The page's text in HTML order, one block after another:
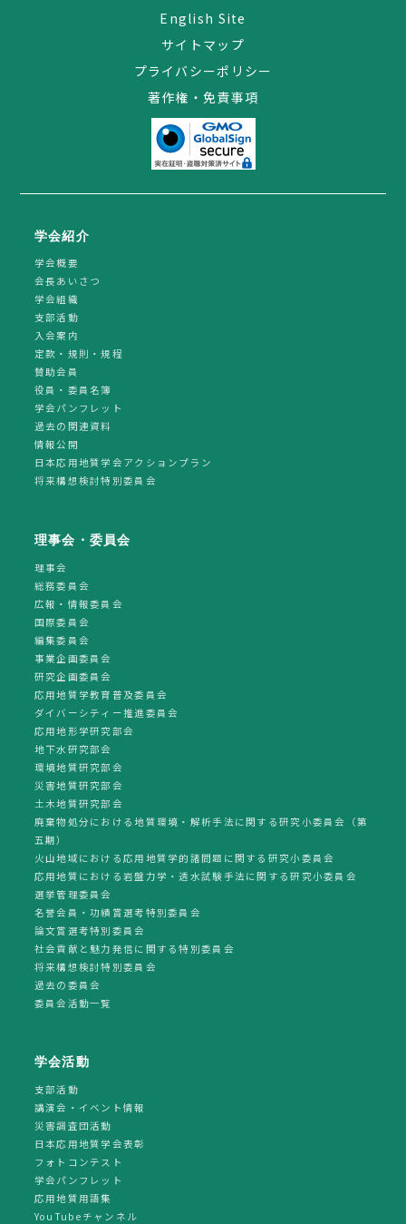
English Site
サイトマップ
プライバシーポリシー
著作権・免責事項
学会紹介
学会概要
会長あいさつ
学会組織
支部活動
入会案内
定款・規則・規程
賛助会員
役員・委員名簿
学会パンフレット
過去の関連資料
情報公開
日本応用地質学会アクションプラン
将来構想検討特別委員会
理事会・委員会
理事会
総務委員会
広報・情報委員会
国際委員会
編集委員会
事業企画委員会
研究企画委員会
応用地質学教育普及委員会
ダイバーシティー推進委員会
応用地形学研究部会
地下水研究部会
環境地質研究部会
災害地質研究部会
土木地質研究部会
廃棄物処分における地質環境・解析手法に関する研究小委員会（第
五期）
火山地域における応用地質学的諸問題に関する研究小委員会
応用地質における岩盤力学・透水試験手法に関する研究小委員会
選挙管理委員会
名誉会員・功績賞選考特別委員会
論文賞選考特別委員会
社会貢献と魅力発信に関する特別委員会
将来構想検討特別委員会
過去の委員会
委員会活動一覧
学会活動
支部活動
講演会・イベント情報
災害調査団活動
日本応用地質学会表彰
フォトコンテスト
学会パンフレット
応用地質用語集
YouTubeチャンネル